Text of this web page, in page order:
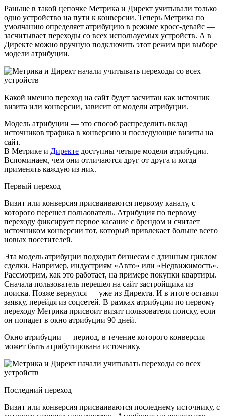
Раньше в такой цепочке Метрика и Директ учитывали только
одно устройство на пути к конверсии. Теперь Метрика по
умолчанию определяет атрибуцию в режиме кросс-девайс —
засчитывает переходы со всех используемых устройств. А в
Директе можно вручную подключить этот режим при выборе
модели атрибуции.
Какой именно переход на сайт будет засчитан как источник
визита или конверсии, зависит от модели атрибуции.
Модель атрибуции — это способ распределить вклад
источников трафика в конверсию и последующие визиты на
сайт.
В Метрике и Директе доступны четыре модели атрибуции.
Вспоминаем, чем они отличаются друг от друга и когда
применять каждую из них.
Первый переход
Визит или конверсия присваиваются первому каналу, с
которого перешел пользователь. Атрибуция по первому
переходу фиксирует первое касание с брендом и считает
источником конверсии тот, который привлекает больше всего
новых посетителей.
Эта модель атрибуции подходит бизнесам с длинным циклом
сделки. Например, индустриям «Авто» или «Недвижимость».
Рассмотрим, как это работает, на примере покупки квартиры.
Сначала пользователь перешел на сайт застройщика из
поиска. Позже вернулся — уже из Директа. И в итоге оставил
заявку, перейдя из соцсетей. В рамках атрибуции по первому
переходу Метрика присвоит визит пользователя поиску, если
он попадет в окно атрибуции 90 дней.
Окно атрибуции — период, в течение которого конверсия
может быть атрибутирована источнику.
Последний переход
Визит или конверсия присваиваются последнему источнику, с